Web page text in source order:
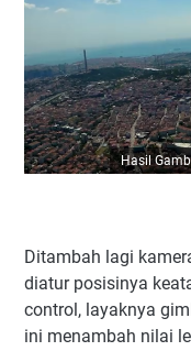
Hasil
Ditambah lagi
diatur posisinya
control, layaknya
ini menambah nilai